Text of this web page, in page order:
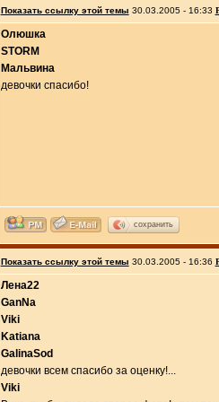
Показать ссылку этой темы 30.03.2005 - 16:33
Олюшка
STORM
Мальвина
девочки спасибо!
сохранить
Показать ссылку этой темы 30.03.2005 - 16:36
Лена22
GanNa
Viki
Katiana
GalinaSod
девочки всем спасибо за оценку!...
Viki